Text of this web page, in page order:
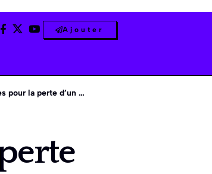
Ajouter
: soutien et réconfort dans l’épreuve